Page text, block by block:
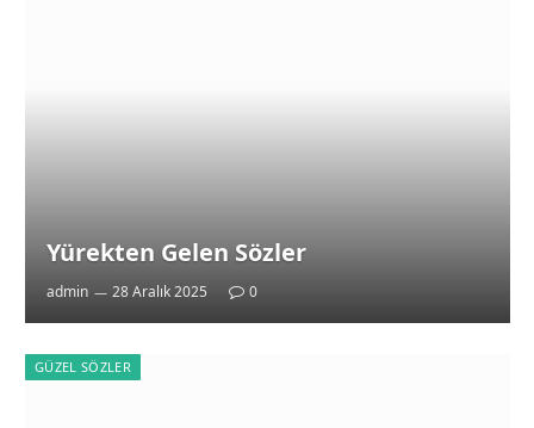
Yürekten Gelen Sözler
admin 28 Aralık 2025 0
GÜZEL SÖZLER